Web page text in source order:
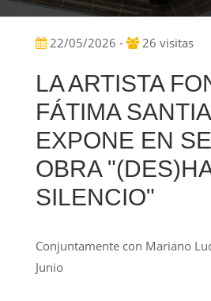
22/05/2026 - 26 visitas
LA ARTISTA
FÁTIMA
EXPONE EN
OBRA
SILENCIO"
Conjuntamente con Mariano
Junio